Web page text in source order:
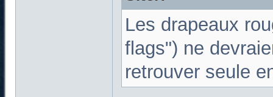
Les drapeaux
flags") ne
retrouver seule